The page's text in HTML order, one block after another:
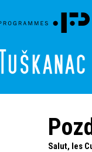
Salut, les